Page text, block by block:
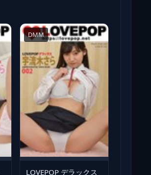
DMM
LOVEPOP デラックス